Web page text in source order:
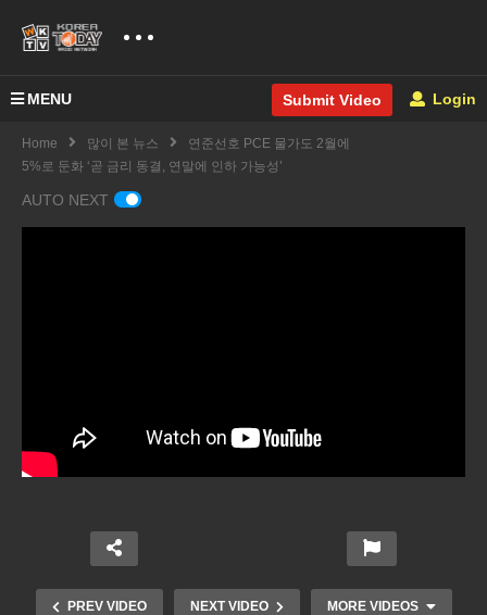
MENU Submit Video Login
Home 많이 본 뉴스
연준선호 PCE 물가도 2월에
5%로 둔화 ‘곧 금리 동결, 연말에 인하 가능성’
AUTO NEXT
PREV VIDEO NEXT VIDEO MORE VIDEOS